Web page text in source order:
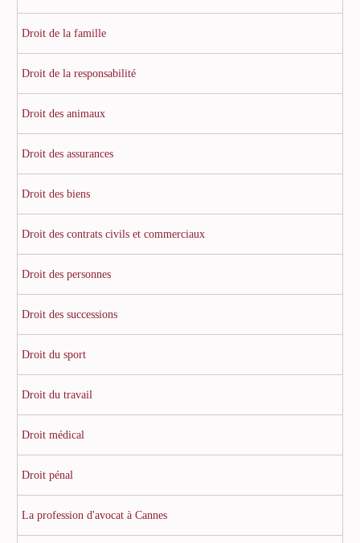
Droit de la famille
Droit de la responsabilité
Droit des animaux
Droit des assurances
Droit des biens
Droit des contrats civils et commerciaux
Droit des personnes
Droit des successions
Droit du sport
Droit du travail
Droit médical
Droit pénal
La profession d'avocat à Cannes